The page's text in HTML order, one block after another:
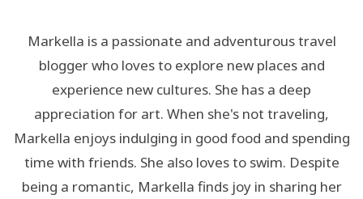
Markella is a passionate and adventurous travel
blogger who loves to explore new places and
experience new cultures. She has a deep
appreciation for art. When she's not traveling,
Markella enjoys indulging in good food and spending
time with friends. She also loves to swim. Despite
being a romantic, Markella finds joy in sharing her